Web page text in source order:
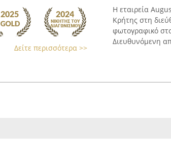
Δείτε περισσότερα >>
Η εταιρεία
Κρήτης στη
φωτογραφικό
Διευθυνόμενη